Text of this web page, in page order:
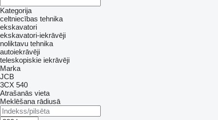
Kategorija
celtniecības tehnika
ekskavatori
ekskavatori-iekrāvēji
noliktavu tehnika
autoiekrāvēji
teleskopiskie iekrāvēji
Marka
JCB
3CX 540
Atrašanās vieta
Meklēšana rādiusā